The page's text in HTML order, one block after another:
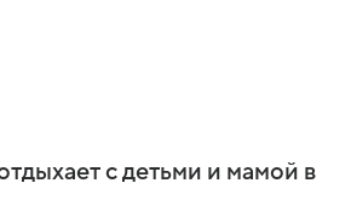
с детьми и мамой в